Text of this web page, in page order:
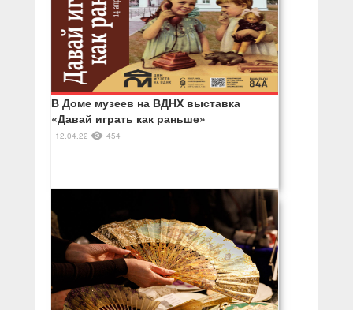
В Доме музеев на ВДНХ выставка
«Давай играть как раньше»
12.04.22 454